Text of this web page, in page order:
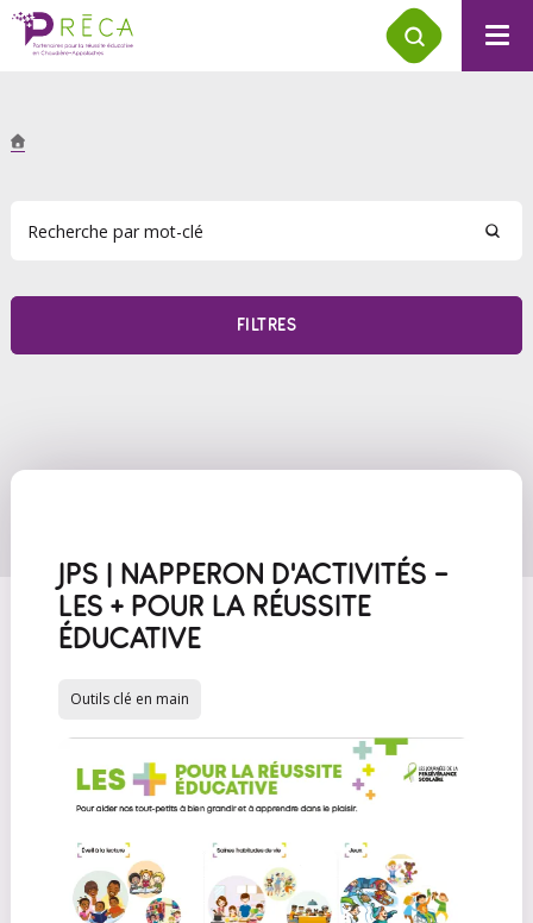
FILTRES
JPS | NAPPERON D'ACTIVITÉS -
LES + POUR LA RÉUSSITE
ÉDUCATIVE
Outils clé en main